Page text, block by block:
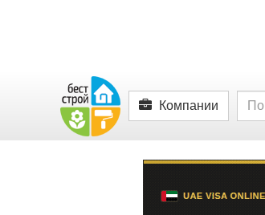
Компании